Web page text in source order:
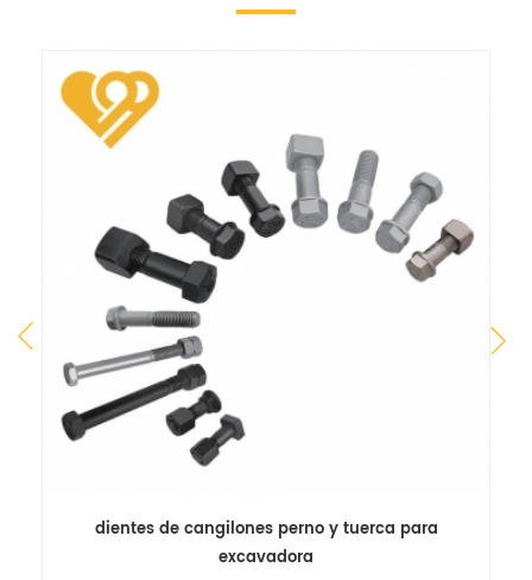
dientes de cangilones perno y tuerca para
excavadora